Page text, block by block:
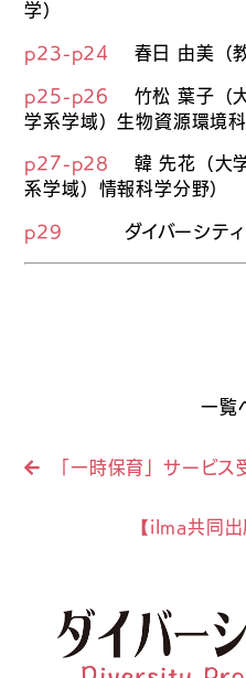
学）
p23-p24 春日 由美（
p25-p26
竹松 葉子（大
学系学域）生物資源環境科
p27-p28
韓 先花（大学
系学域）情報科学分野）
p29 ダイバーシティ
一覧
「一時保育」サービス
【ilma共同